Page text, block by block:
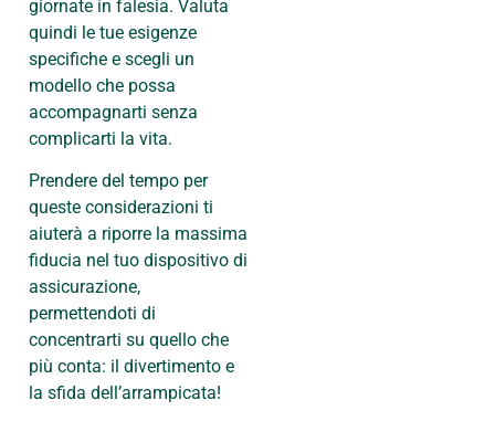
giornate in falesia. Valuta
quindi le tue esigenze
specifiche e scegli un
modello che possa
accompagnarti senza
complicarti la vita.
Prendere del tempo per
queste considerazioni ti
aiuterà a riporre la massima
fiducia nel tuo dispositivo di
assicurazione,
permettendoti di
concentrarti su quello che
più conta: il divertimento e
la sfida dell’arrampicata!